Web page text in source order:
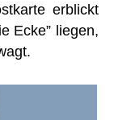
erblickt
Ecke” liegen,